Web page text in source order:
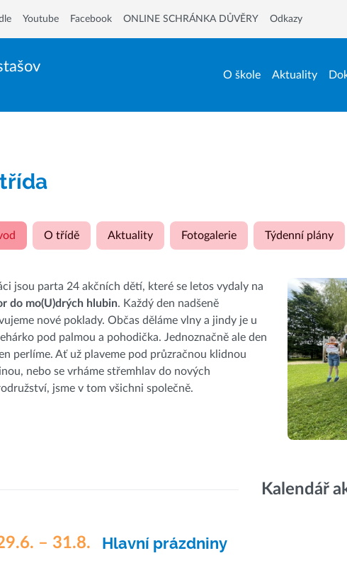
O škole Aktuality
Youtube Facebook ONLINE SCHRÁNKA DŮVĚRY Odkazy
O třídě Aktuality Fotogalerie Týdenní plány
jsou parta 24 akčních dětí, které se letos vydaly na
do mo(U)drých hlubin. Každý den nadšeně
nové poklady. Občas děláme vlny a jindy je u
pod palmou a pohodička. Jednoznačně ale den
perlíme. Ať už plaveme pod průzračnou klidnou
nebo se vrháme střemhlav do nových
jsme v tom všichni společně.
Kalendář
– 31.8. Hlavní prázdniny